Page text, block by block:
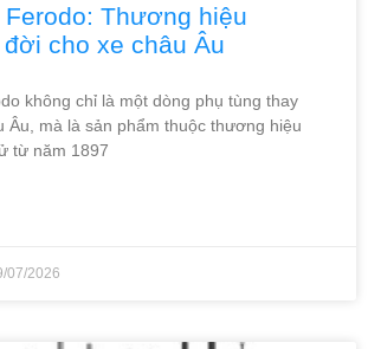
Ferodo: Thương hiệu
cho xe châu Âu
không chỉ là một dòng phụ tùng thay
Âu, mà là sản phẩm thuộc thương hiệu
từ năm 1897
07/2026